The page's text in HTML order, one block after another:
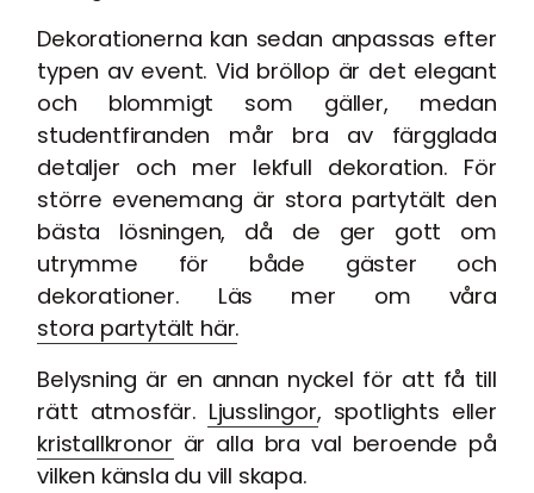
Dekorationerna kan sedan anpassas efter
typen av event. Vid bröllop är det elegant
och blommigt som gäller, medan
studentfiranden mår bra av färgglada
detaljer och mer lekfull dekoration. För
större evenemang är stora partytält den
bästa lösningen, då de ger gott om
utrymme för både gäster och
dekorationer. Läs mer om våra
stora partytält här.
Belysning är en annan nyckel för att få till
rätt atmosfär. Ljusslingor, spotlights eller
kristallkronor är alla bra val beroende på
vilken känsla du vill skapa.